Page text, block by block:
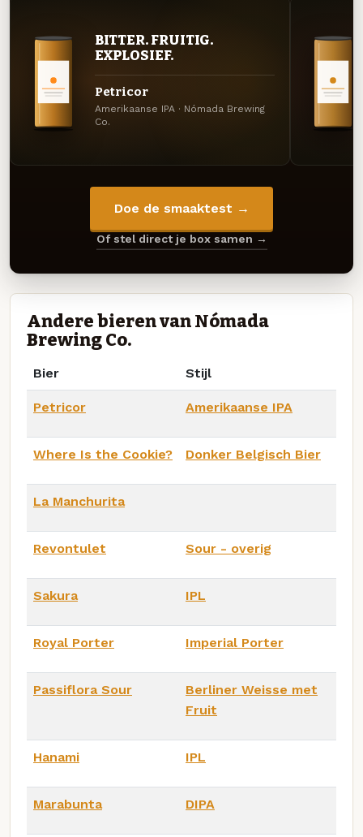
BITTER. FRUITIG.
EXPLOSIEF.
Petricor
Amerikaanse IPA · Nómada Brewing
Co.
Doe de smaaktest →
Of stel direct je box samen →
Andere bieren van Nómada
Brewing Co.
Bier Stijl
Petricor Amerikaanse IPA
Where Is the Cookie? Donker Belgisch Bier
La Manchurita
Revontulet Sour - overig
Sakura IPL
Royal Porter Imperial Porter
Passiflora Sour
Berliner Weisse met
Fruit
Hanami IPL
Marabunta DIPA